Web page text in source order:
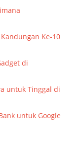
Ke-10
di
untuk Tinggal di
untuk Google